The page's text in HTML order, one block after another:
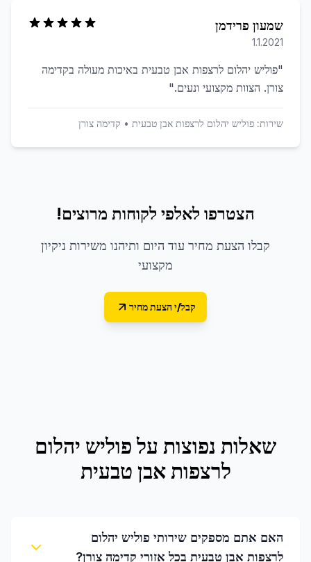
שמעון פרידמן
1.1.2021
"פוליש יהלום לרצפות אבן טבעית באיכות מעולה בקדימה
צורן. הצוות מקצועי ונעים."
שירות: פוליש יהלום לרצפות אבן טבעית • קדימה צורן
הצטרפו לאלפי לקוחות מרוצים!
קבלו הצעת מחיר עוד היום ותיהנו משירות ניקיון
מקצועי
קבל/י הצעת מחיר
שאלות נפוצות עלפוליש יהלום
לרצפות אבן טבעית
האם אתם מספקים שירותי פוליש יהלום
לרצפות אבן טבעית בכל אזורי קדימה צורן?